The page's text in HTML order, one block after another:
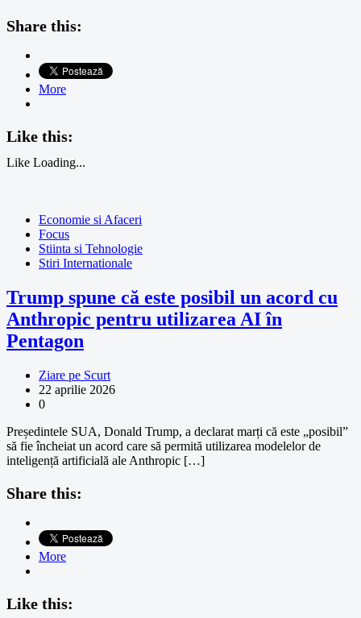
Share this:
More
Like this:
Like Loading...
Economie si Afaceri
Focus
Stiinta si Tehnologie
Stiri Internationale
Trump spune că este posibil un acord cu
Anthropic pentru utilizarea AI în
Pentagon
Ziare pe Scurt
22 aprilie 2026
0
Președintele SUA, Donald Trump, a declarat marți că este „posibil”
să fie încheiat un acord care să permită utilizarea modelelor de
inteligență artificială ale Anthropic […]
Share this:
More
Like this: